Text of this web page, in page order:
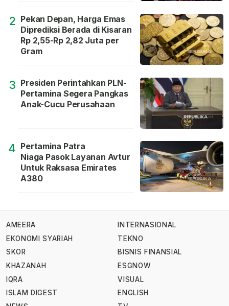
2 Pekan Depan, Harga Emas
Diprediksi Berada di Kisaran
Rp 2,55-Rp 2,82 Juta per
Gram
3 Presiden Perintahkan PLN-
Pertamina Segera Pangkas
Anak-Cucu Perusahaan
4 Pertamina Patra
Niaga Pasok Layanan Avtur
Untuk Raksasa Emirates
A380
AMEERA
EKONOMI SYARIAH
SKOR
KHAZANAH
IQRA
ISLAM DIGEST
INTERNASIONAL
TEKNO
BISNIS FINANSIAL
ESGNOW
VISUAL
ENGLISH